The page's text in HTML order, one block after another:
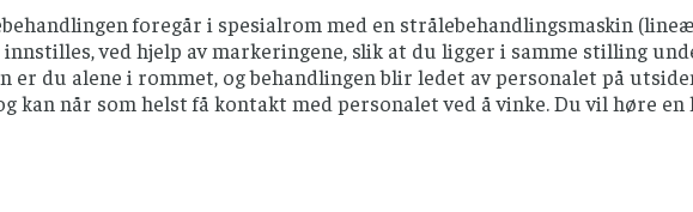
foregår i spesialrom med en strålebehandlingsmaskin
ved hjelp av markeringene, slik at du ligger i samme stilling
er du alene i rommet, og behandlingen blir ledet av personalet på
kan når som helst få kontakt med personalet ved å vinke. Du vil høre